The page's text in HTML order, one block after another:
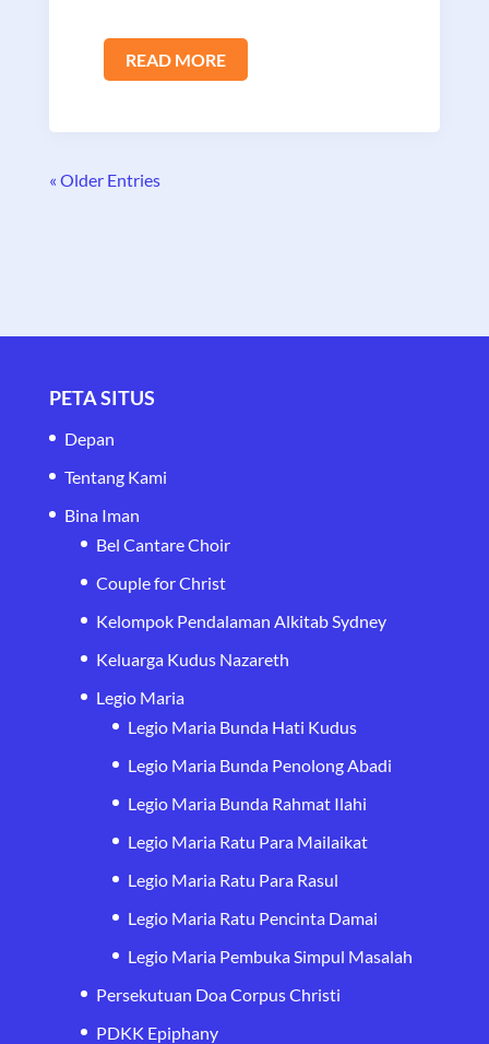
READ MORE
« Older Entries
PETA SITUS
Depan
Tentang Kami
Bina Iman
Bel Cantare Choir
Couple for Christ
Kelompok Pendalaman Alkitab Sydney
Keluarga Kudus Nazareth
Legio Maria
Legio Maria Bunda Hati Kudus
Legio Maria Bunda Penolong Abadi
Legio Maria Bunda Rahmat Ilahi
Legio Maria Ratu Para Mailaikat
Legio Maria Ratu Para Rasul
Legio Maria Ratu Pencinta Damai
Legio Maria Pembuka Simpul Masalah
Persekutuan Doa Corpus Christi
PDKK Epiphany